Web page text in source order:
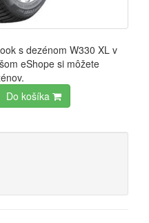
s dezénom W330 XL v
eShope si môžete
Do košíka